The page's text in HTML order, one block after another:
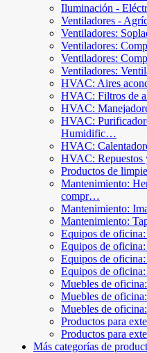
Iluminación -
Ventiladores -
Ventiladores:
Ventiladores:
Ventiladores:
Ventiladores:
HVAC: Aires
HVAC: Filtros de
HVAC:
HVAC:
Humidific…
HVAC:
HVAC: Repuestos
Productos de
Mantenimiento:
compr…
Mantenimiento:
Mantenimiento:
Equipos de
Equipos de
Equipos de
Equipos de
Muebles de
Muebles de
Muebles de
Productos para
Productos para
Más categorías de